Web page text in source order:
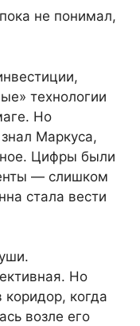
не понимал,
технологии
Но
Маркуса,
Цифры были
— слишком
стала вести
Но
когда
возле его